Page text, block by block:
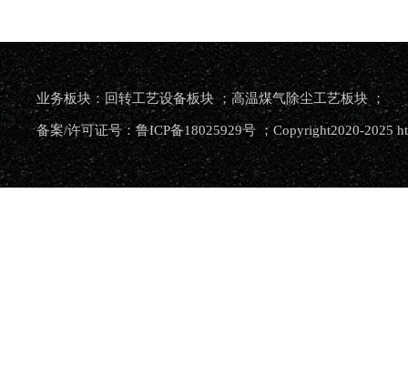
业务板块：回转工艺设备板块 ；高温煤气除尘工艺板块 ；
备案/许可证号：鲁ICP备18025929号 ；Copyright2020-2025